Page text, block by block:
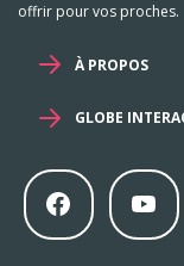
offrir pour vos proches.
À PROPOS
GLOBE